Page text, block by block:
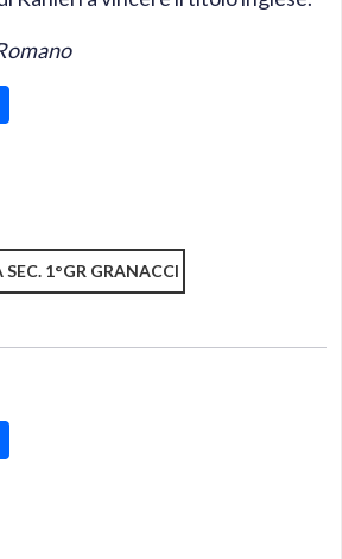
1°GR GRANACCI